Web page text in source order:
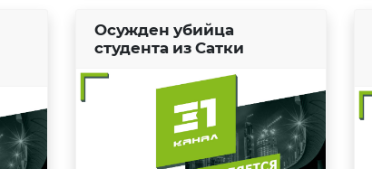
Осужден убийца
студента из Сатки